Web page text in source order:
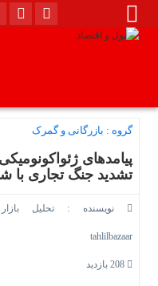
گروه : بازرگانی و گمرک
تشدید جنگ تجاری با
نویسنده :تحلیل بازار
tahlilbazaar